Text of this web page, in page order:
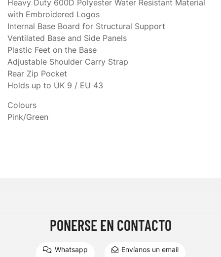
Heavy Duty 600D Polyester Water Resistant Material
with Embroidered Logos
Internal Base Board for Structural Support
Ventilated Base and Side Panels
Plastic Feet on the Base
Adjustable Shoulder Carry Strap
Rear Zip Pocket
Holds up to UK 9 / EU 43
Colours
Pink/Green
PONERSE EN CONTACTO
Whatsapp Envíanos un email